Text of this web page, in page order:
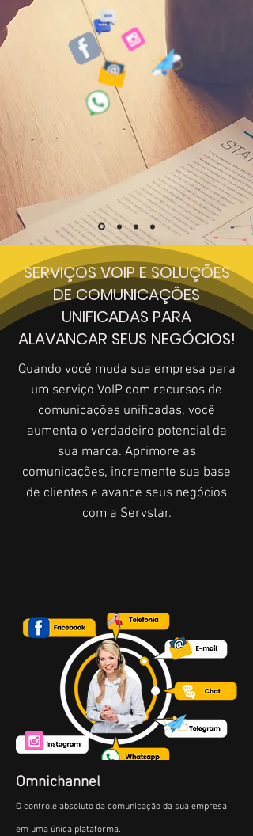
SERVIÇOS VOIP E SOLUÇÕES
DE COMUNICAÇÕES
UNIFICADAS PARA
ALAVANCAR SEUS NEGÓCIOS!
Quando você muda sua empresa para
um serviço VoIP com recursos de
comunicações unificadas, você
aumenta o verdadeiro potencial da
sua marca. Aprimore as
comunicações, incremente sua base
de clientes e avance seus negócios
com a Servstar.
Omnichannel
O controle absoluto da comunicação da sua empresa
em uma única plataforma.